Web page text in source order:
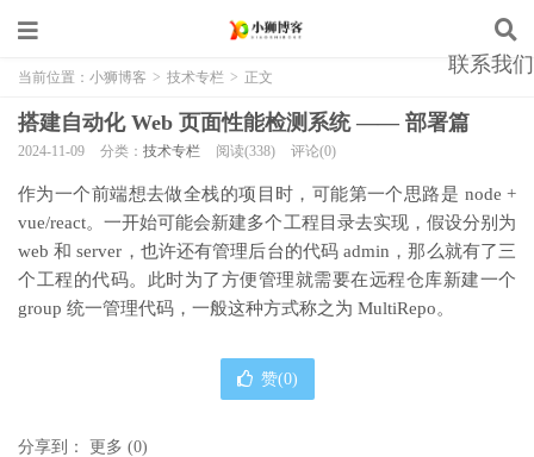
联系我们
当前位置： 小狮博客 > 技术专栏 > 正文
搭建自动化 Web 页面性能检测系统 —— 部署篇
2024-11-09 分类： 技术专栏 阅读(338) 评论(0)
作为一个前端想去做全栈的项目时，可能第一个思路是 node +
vue/react。一开始可能会新建多个工程目录去实现，假设分别为
web 和 server，也许还有管理后台的代码 admin，那么就有了三
个工程的代码。此时为了方便管理就需要在远程仓库新建一个
group 统一管理代码，一般这种方式称之为 MultiRepo。
赞(0)
分享到： 更多 (0)